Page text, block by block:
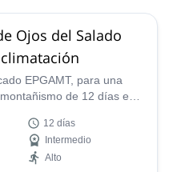
Ojos del Salado
EPGAMT, para una
de 12 días en
12 días
Intermedio
Alto